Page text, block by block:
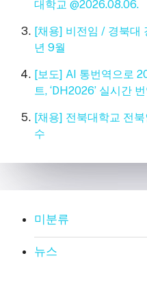
대학교 @2026.08.06.
[채용] 비전임 / 경북대
년 9월
[보도] AI 통번역으로
트, ‘DH2026’ 실시간
[채용] 전북대학교 전
수
미분류
뉴스